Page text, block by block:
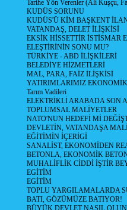
Tarihe Yön Verenler (Ali Kuşçu,
KUDÜS SORUNU
KUDÜS'Ü KİM BAŞKENT
VATANDAŞ, DELET İLİŞKİSİ
EKSİK HİSSETTİR İSTİSMAR
ELEŞTİRİNİN SONU MU?
TÜRKİYE - ABD İLİŞKİLERİ
BELEDİYE HİZMETLERİ
MAL, PARA, FAİZ İLİŞKİSİ
YATIRIMLARIMIZ
Tarım Vadileri
ELEKTRİKLİ ARABADA SON
TOPLUMSAL MALİYETLER
NATO'NUN HEDEFİ Mİ
DEVLETİN, VATANDAŞA
EĞİTİMİN İÇERİGİ
SANALİST, EKONOMİDEN
BETONLA, EKONOMİK
MUHALİFLİK CİDDİ İŞTİR
EGİTİM
EGİTİM
TOPLU YARGILAMALARDA
BATI, GÖZÜMÜZE BATIYOR!
BÜYÜK DEVLET NASIL